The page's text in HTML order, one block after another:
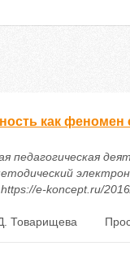
как
педагогическая
e-koncept.ru/
Товарищева